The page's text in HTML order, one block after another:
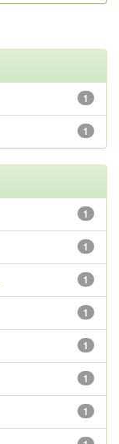
1
1
1
1
1
1
1
1
1